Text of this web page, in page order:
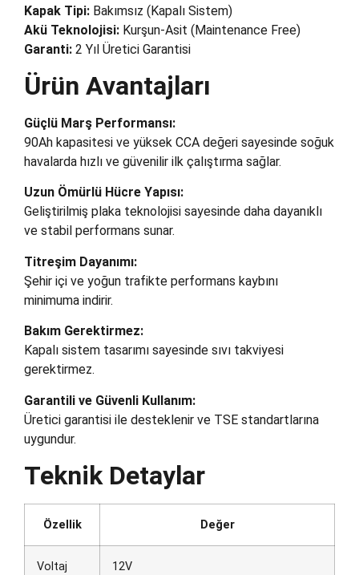
Kapak Tipi: Bakımsız (Kapalı Sistem)
Akü Teknolojisi: Kurşun-Asit (Maintenance Free)
Garanti: 2 Yıl Üretici Garantisi
Ürün Avantajları
Güçlü Marş Performansı:
90Ah kapasitesi ve yüksek CCA değeri sayesinde soğuk
havalarda hızlı ve güvenilir ilk çalıştırma sağlar.
Uzun Ömürlü Hücre Yapısı:
Geliştirilmiş plaka teknolojisi sayesinde daha dayanıklı
ve stabil performans sunar.
Titreşim Dayanımı:
Şehir içi ve yoğun trafikte performans kaybını
minimuma indirir.
Bakım Gerektirmez:
Kapalı sistem tasarımı sayesinde sıvı takviyesi
gerektirmez.
Garantili ve Güvenli Kullanım:
Üretici garantisi ile desteklenir ve TSE standartlarına
uygundur.
Teknik Detaylar
Özellik Değer
Voltaj 12V